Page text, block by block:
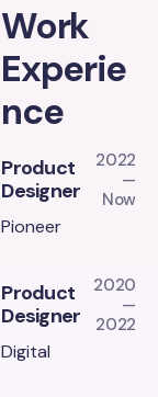
Work
Experie
nce
Product
Designer
2022
—
Now
Pioneer
Product
Designer
2020
—
2022
Digital